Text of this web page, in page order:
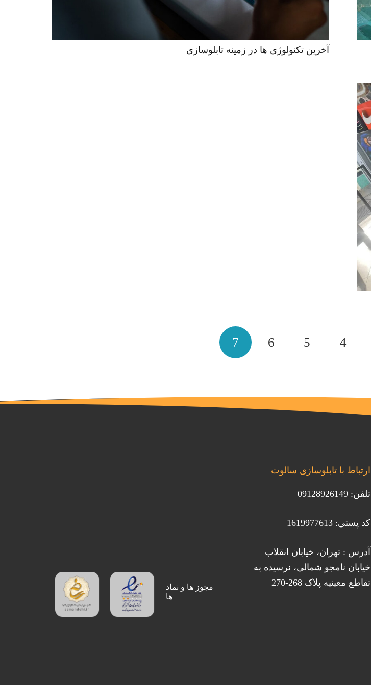
آخرین تکنولوژی ها در زمینه تابلوسازی
4
5
6
7
ارتباط با تابلوسازی سالوت
تلفن: 09128926149
کد پستی: 1619977613
آدرس : تهران، خیابان انقلاب
خیابان نامجو شمالی، نرسیده به
تقاطع معینیه پلاک 268-270
مجوز ها و نماد
ها